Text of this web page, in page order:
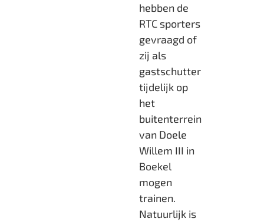
hebben de
RTC sporters
gevraagd of
zij als
gastschutter
tijdelijk op
het
buitenterrein
van Doele
Willem III in
Boekel
mogen
trainen.
Natuurlijk is